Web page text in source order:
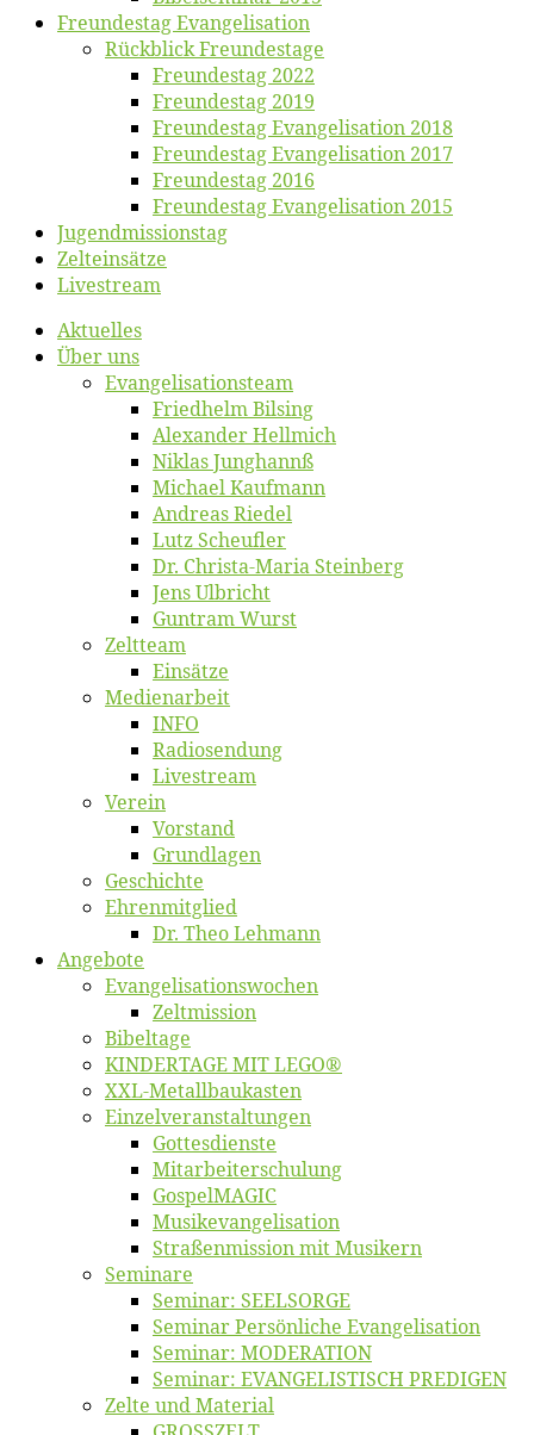
Freun­des­tag Evangelisation
Rück­blick Freundestage
Freun­des­tag 2022
Freun­des­tag 2019
Freun­des­tag Evan­ge­li­sa­ti­on 2018
Freun­des­tag Evan­ge­li­sa­ti­on 2017
Freun­des­tag 2016
Freun­des­tag Evan­ge­li­sa­ti­on 2015
Jugend­mis­sions­tag
Zelt­ein­sät­ze
Live­stream
Ak­tu­el­les
Über uns
Evangelisa­tions­team
Fried­helm Bilsing
Alex­an­der Hellmich
Ni­klas Junghannß
Mi­cha­el Kaufmann
An­dre­as Riedel
Lutz Scheuf­ler
Dr. Chris­­ta-Ma­ria Steinberg
Jens Ulb­richt
Gun­tram Wurst
Zelt­team
Ein­sät­ze
Me­di­en­ar­beit
INFO
Ra­dio­sen­dung
Live­stream
Ver­ein
Vor­stand
Grund­la­gen
Ge­schich­te
Eh­ren­mit­glied
Dr. Theo Lehmann
An­ge­bo­te
Evangelisa­tions­wo­chen
Zelt­mis­si­on
Bi­bel­ta­ge
KINDERTAGE MIT LEGO®
XXL-Me­­tal­l­­bau­­kas­­ten
Einzelver­an­stal­tungen
Got­tes­diens­te
Mitarbeiter­schulung
Gos­pel­MA­GIC
Musikevan­ge­li­sa­tion
Straßenmis­sion mit Musikern
Se­mi­na­re
Se­mi­nar: SEELSORGE
Se­mi­nar Per­sön­li­che Evangelisation
Se­mi­nar: MODERATION
Se­mi­nar: EVANGELISTISCH PREDIGEN
Zel­te und Material